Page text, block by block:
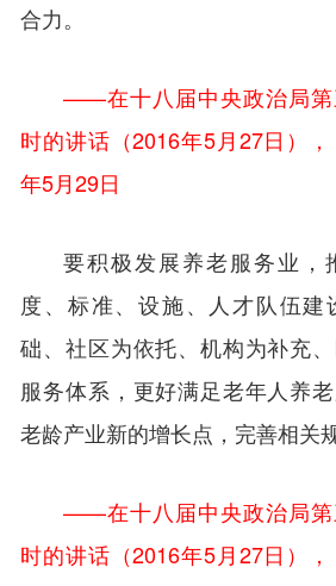
合力。
——在十八届中央政治局第
时的讲话（2016年5月27日）
年5月29日
要积极发展养老服务业，
度、标准、设施、人才队伍建
础、社区为依托、机构为补充
服务体系，更好满足老年人养
老龄产业新的增长点，完善相关
——在十八届中央政治局第
时的讲话（2016年5月27日）